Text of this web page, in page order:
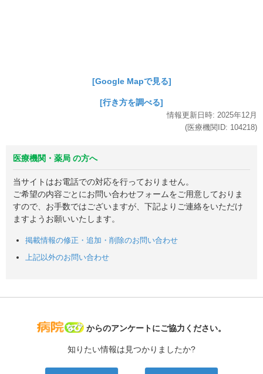
[Google Mapで見る]
[行き方を調べる]
情報更新日時: 2025年12月
(医療機関ID: 104218)
医療機関・薬局 の方へ
当サイトはお電話での対応を行っておりません。
ご希望の内容ごとにお問い合わせフォームをご用意しておりま
すので、お手数ではございますが、下記よりご連絡をいただけ
ますようお願いいたします。
掲載情報の修正・追加・削除のお問い合わせ
上記以外のお問い合わせ
病院なび
からのアンケートにご協力ください。
知りたい情報は見つかりましたか?